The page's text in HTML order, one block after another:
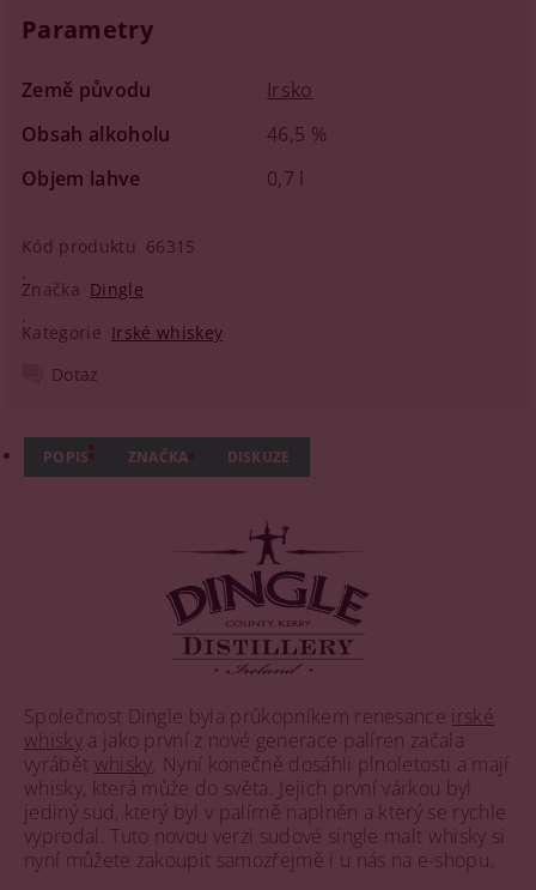
Parametry
Země původu
Irsko
Obsah alkoholu
46,5 %
Objem lahve
0,7 l
Kód produktu 66315
Značka Dingle
Kategorie Irské whiskey
Dotaz
POPIS ZNAČKA DISKUZE
Společnost Dingle byla průkopníkem renesance irské
whiskya jako první z nové generace palíren začala
vyrábět whisky . Nyní konečně dosáhli plnoletosti a mají
whisky, která může do světa. Jejich první várkou byl
jediný sud, který byl v palírně naplněn a který se rychle
vyprodal. Tuto novou verzi sudové single malt whisky si
nyní můžete zakoupit samozřejmě i u nás na e-shopu.